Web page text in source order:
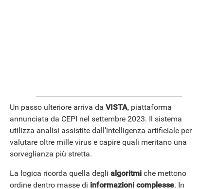
Un passo ulteriore arriva da VISTA, piattaforma
annunciata da CEPI nel settembre 2023. Il sistema
utilizza analisi assistite dall’intelligenza artificiale per
valutare oltre mille virus e capire quali meritano una
sorveglianza più stretta.
La logica ricorda quella degli algoritmi che mettono
ordine dentro masse di informazioni complesse. In